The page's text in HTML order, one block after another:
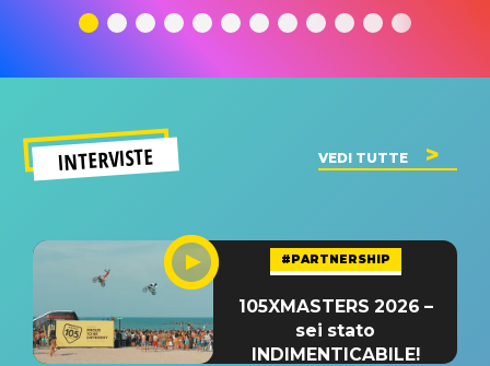
significato
del singolo
INTERVISTE VEDI TUTTE
#PARTNERSHIP
105XMASTERS 2026 –
sei stato
INDIMENTICABILE!